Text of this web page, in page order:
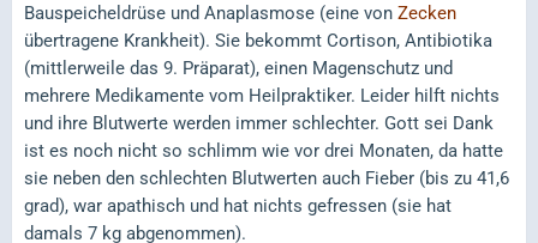
Bauspeicheldrüse und Anaplasmose (eine von Zecken
übertragene Krankheit). Sie bekommt Cortison, Antibiotika
(mittlerweile das 9. Präparat), einen Magenschutz und
mehrere Medikamente vom Heilpraktiker. Leider hilft nichts
und ihre Blutwerte werden immer schlechter. Gott sei Dank
ist es noch nicht so schlimm wie vor drei Monaten, da hatte
sie neben den schlechten Blutwerten auch Fieber (bis zu 41,6
grad), war apathisch und hat nichts gefressen (sie hat
damals 7 kg abgenommen).